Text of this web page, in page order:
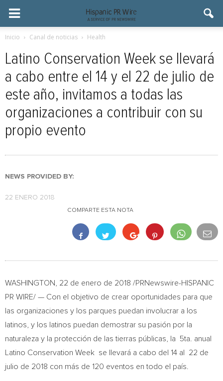
Inicio Canal de noticias Health
Latino Conservation Week se llevará
a cabo entre el 14 y el 22 de julio de
este año, invitamos a todas las
organizaciones a contribuir con su
propio evento
NEWS PROVIDED BY:
22 ENERO 2018
COMPARTE ESTA NOTA
WASHINGTON
, 22 de enero de 2018 /PRNewswire-HISPANIC
PR WIRE/ — Con el objetivo de crear oportunidades para que
las organizaciones y los parques puedan involucrar a los
latinos, y los latinos puedan demostrar su pasión por la
naturaleza y la protección de las tierras públicas, la 5ta. anual
Latino Conservation Week se llevará a cabo del 14 al 22 de
julio de 2018 con más de 120 eventos en todo el país.